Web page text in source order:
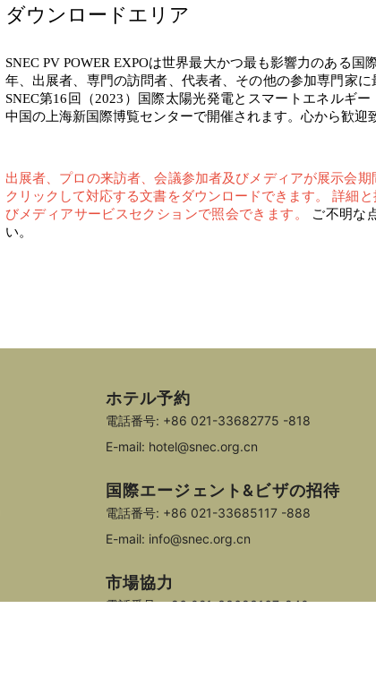
ダウンロードエリア
SNEC PV POWER EXPOは世界最大かつ最も影響力のある
年、出展者、専門の訪問者、代表者、その他の参加専門家
SNEC第16回（2023）国際太陽光発電とスマートエネルギ
中国の上海新国際博覧センターで開催されます。心から歓迎
出展者、プロの来訪者、会議参加者及びメディアが展示会
クリックして対応する文書をダウンロードできます。
詳細と
びメディアサービスセクションで照会できます。
ご不明な
い。
ホテル予約
電話番号: +86 021-33682775 -818
E-mail: hotel@snec.org.cn
国際エージェント&ビザの招待
電話番号: +86 021-33685117 -888
E-mail: info@snec.org.cn
市場協力
電話番号: +86 021-33683167-840